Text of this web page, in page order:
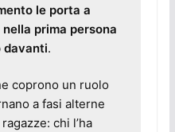
le porta a
prima persona
davanti.
coprono un ruolo
a fasi alterne
chi l’ha